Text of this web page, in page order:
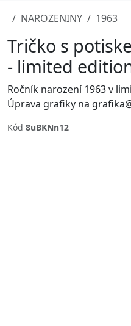
NAROZENINY 1963
Tričko s
- limited
Ročník narození 1963 v
Úprava grafiky na
Kód 8uBKNn12